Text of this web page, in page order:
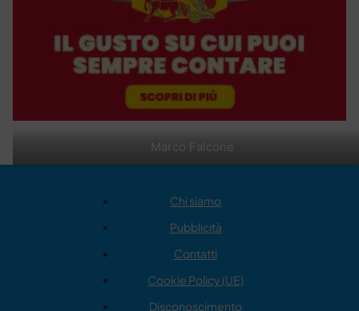
Marco Falcone
Chi siamo
Pubblicità
Contatti
Cookie Policy (UE)
Disconoscimento